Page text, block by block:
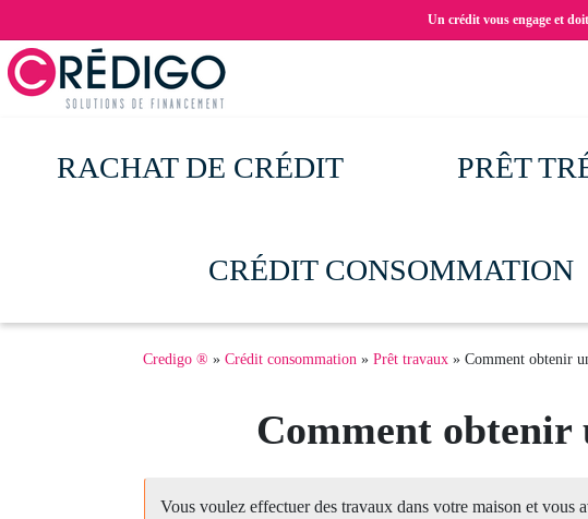
au
contenu
principal
Un crédit vous engage et
RACHAT DE CRÉDIT PRÊT
CRÉDIT CONSOMMATION
Fil
Credigo ® Crédit consommation Prêt travaux Comment obtenir
Comment obtenir
Vous voulez effectuer des travaux dans votre maison et vous